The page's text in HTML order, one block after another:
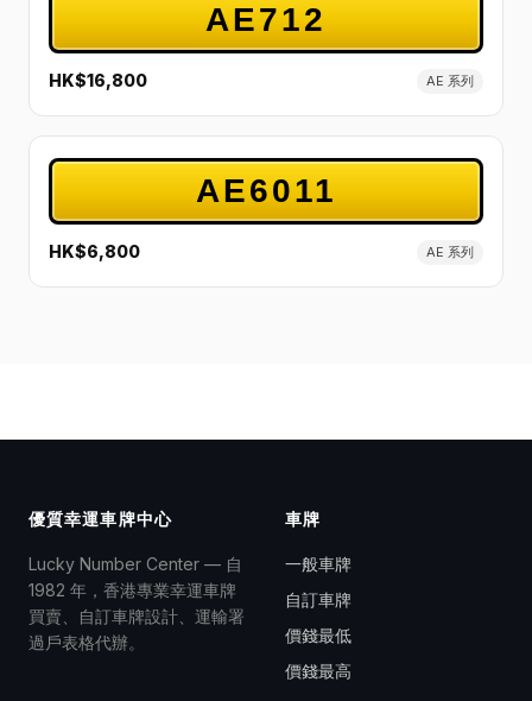
AE712
HK$16,800 AE 系列
AE6011
HK$6,800 AE 系列
優質幸運車牌中心
Lucky Number Center — 自
1982 年，香港專業幸運車牌
買賣、自訂車牌設計、運輸署
過戶表格代辦。
車牌
一般車牌
自訂車牌
價錢最低
價錢最高